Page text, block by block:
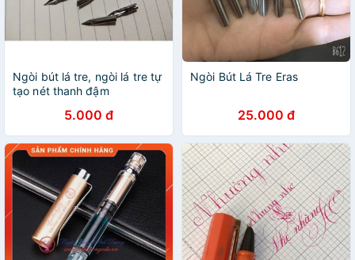
Ngòi bút lá tre, ngòi lá tre tự
tạo nét thanh đậm
5.000 đ
Ngòi Bút Lá Tre Eras
25.000 đ